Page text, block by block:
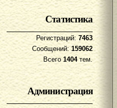
Статистика
Регистраций: 7463
Сообщений:159062
Всего 1404тем.
Администрация